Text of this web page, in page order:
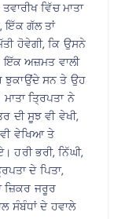
ਵਿੱਚ ਮਾਤਾ
ਇੱਕ ਗੱਲ ਤਾਂ
ਹੋਵੇਗੀ, ਕਿ ਉਸਨੇ
ਇੱਕ ਅਜ਼ਮਤ ਵਾਲੀ
ਝੁਕਾਉਂਦੇ ਸਨ ਤੇ ਉਹ
ਤ੍ਰਿਪਤਾ ਨੇ
ਸੂਝ ਵੀ ਵੇਖੀ,
ਵੇਖਿਆ ਤੇ
ਹਰੀ ਭਰੀ, ਨਿੱਘੀ,
ਦੇ ਪਿਤਾ,
ਜ਼ਿਕਰ ਜਰੂਰ
ਸੰਬੰਧਾਂ ਦੇ ਹਵਾਲੇ